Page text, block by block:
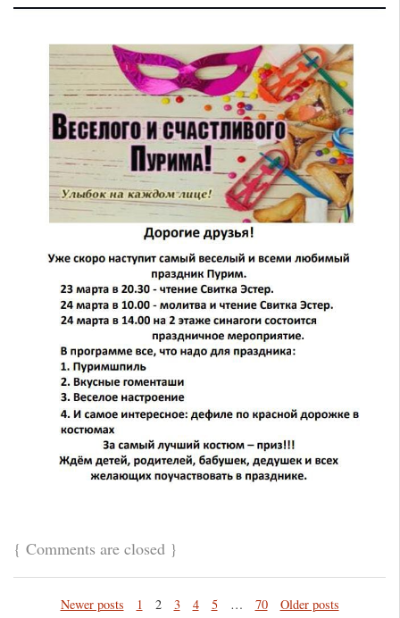
{ Comments are closed }
Newer posts 1 2 3 4 5 … 70 Older posts